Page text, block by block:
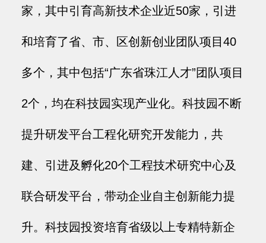
家，其中引育高新技术企业近50家，引进
和培育了省、市、区创新创业团队项目40
多个，其中包括“广东省珠江人才”团队项目
2个，均在科技园实现产业化。科技园不断
提升研发平台工程化研究开发能力，共
建、引进及孵化20个工程技术研究中心及
联合研发平台，带动企业自主创新能力提
升。科技园投资培育省级以上专精特新企